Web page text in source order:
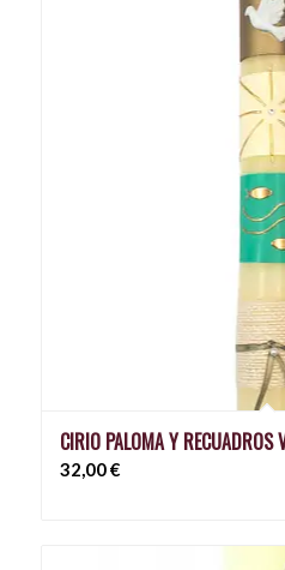
CIRIO PALOMA Y RECUADROS
32,00€